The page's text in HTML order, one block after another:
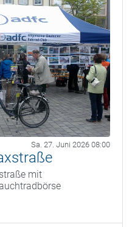
Sa. 27. Juni 2026 08:00
mit